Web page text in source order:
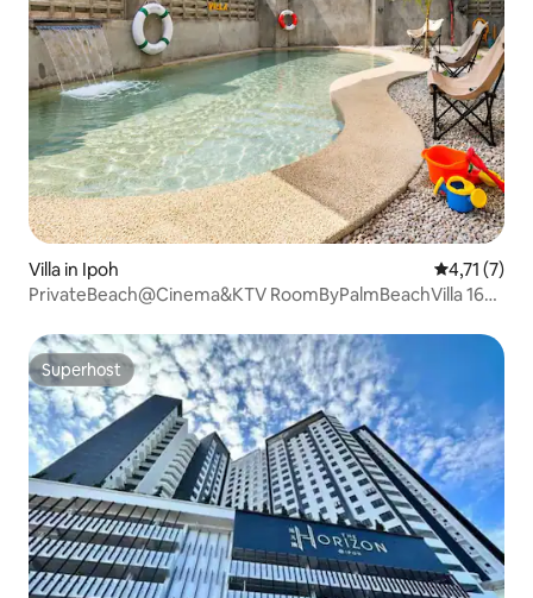
Villa in Ipoh
4,71 (7)
PrivateBeach@Cinema&KTV RoomByPalmBeachVilla 16
Superhost
Superhost